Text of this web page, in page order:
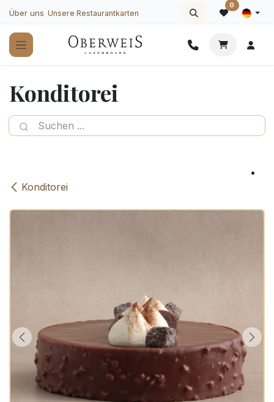
Zum Inhalt springen
Über uns Unsere Restaurantkarten
0
Konditorei
Konditorei